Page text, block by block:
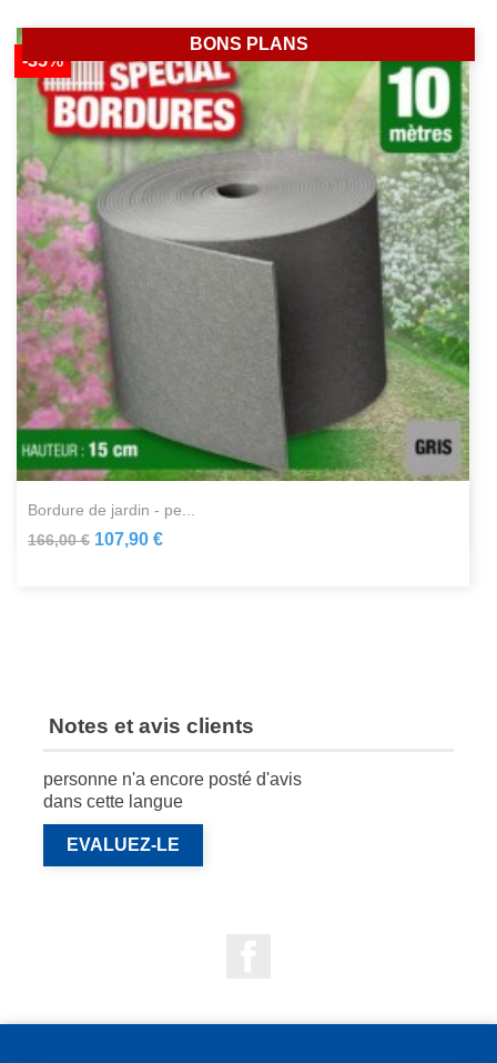
bordure de jardin - pe...
166,00 €
-35%
107,90 €
BONS PLANS
Notes et avis clients
personne n'a encore posté d'avis
dans cette langue
EVALUEZ-LE